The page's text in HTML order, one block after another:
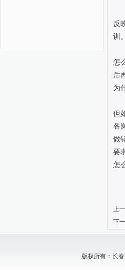
反
训
怎
后
为
但
各
做
要
怎
上
下
版权所有：长